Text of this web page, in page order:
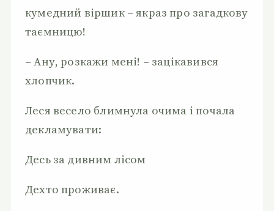
кумедний віршик – якраз про загадкову
таємницю!
– Ану, розкажи мені! – зацікавився
хлопчик.
Леся весело блимнула очима і почала
декламувати:
Десь за дивним лісом
Дехто проживає.